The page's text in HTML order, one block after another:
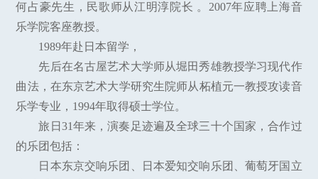
何占豪先生，民歌师从江明淳院长 。2007年应聘上海音
乐学院客座教授。
1989年赴日本留学，
先后在名古屋艺术大学师从堀田秀雄教授学习现代作
曲法，在东京艺术大学研究生院师从柘植元一教授攻读音
乐学专业，1994年取得硕士学位。
旅日31年来，演奏足迹遍及全球三十个国家，合作过
的乐团包括：
日本东京交响乐团、日本爱知交响乐团、葡萄牙国立